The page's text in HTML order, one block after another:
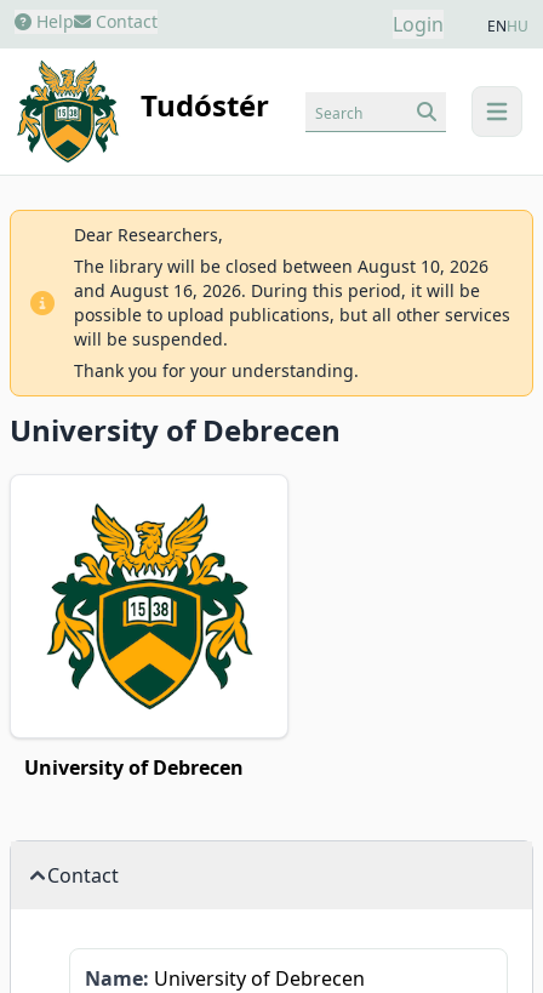
Help Contact Login ENHU
Tudóstér menu
Search
Dear Researchers,
The library will be closed between August 10, 2026
and August 16, 2026. During this period, it will be
possible to upload publications, but all other services
will be suspended.
Thank you for your understanding.
University of Debrecen
University of Debrecen
Contact
Name: University of Debrecen